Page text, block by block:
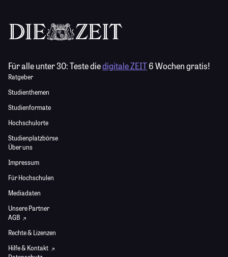
Für alle unter 30:Teste diedigitale ZEIT6 Wochen gratis!
Ratgeber
Studienthemen
Studienformate
Hochschulorte
Studienplatzbörse
Über uns
Impressum
Für Hochschulen
Mediadaten
Unsere Partner
AGB
Rechte & Lizenzen
Hilfe & Kontakt